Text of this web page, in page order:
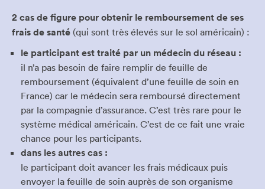
2 cas de figure pour obtenir le remboursement de ses
frais de santé (qui sont très élevés sur le sol américain) :
le participant est traité par un médecin du réseau :
il n’a pas besoin de faire remplir de feuille de
remboursement (équivalent d’une feuille de soin en
France) car le médecin sera remboursé directement
par la compagnie d’assurance. C’est très rare pour le
système médical américain. C’est de ce fait une vraie
chance pour les participants.
dans les autres cas :
le participant doit avancer les frais médicaux puis
envoyer la feuille de soin auprès de son organisme